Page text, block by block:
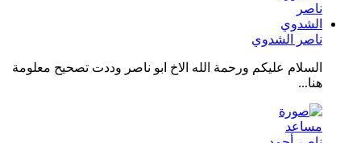
ناصر الشدوي
السلام عليكم ورحمة الله الاخ ابو ناصر وددت تصحيح معلومة
هنا...